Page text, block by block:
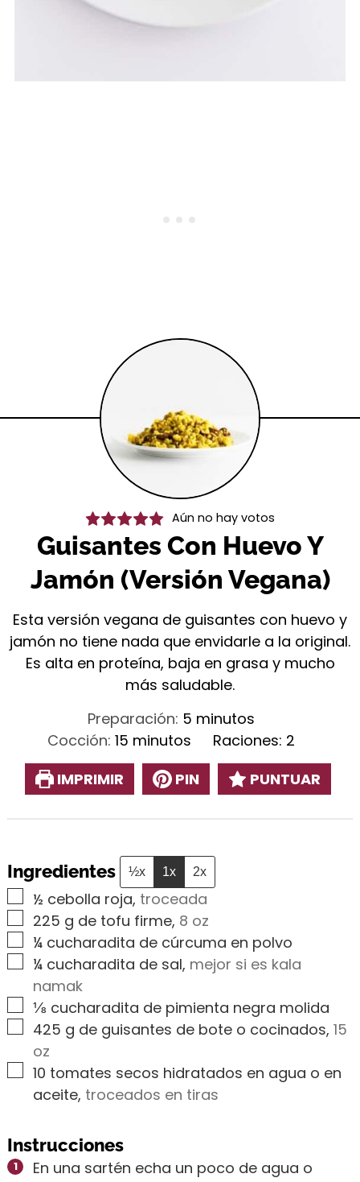
Aún no hay votos
Guisantes Con Huevo Y
Jamón (Versión Vegana)
Esta versión vegana de guisantes con huevo y
jamón no tiene nada que envidarle a la original.
Es alta en proteína, baja en grasa y mucho
más saludable.
Preparación: 5 minutos
minutos
Cocción:15 minutos
minutos Raciones: 2
IMPRIMIR
PIN PUNTUAR
Ingredientes ½x 1x 2x
▢
½ cebolla roja, troceada
▢
225 g de tofu firme, 8 oz
▢
¼ cucharadita de cúrcuma en polvo
▢
¼ cucharadita de sal, mejor si es kala
namak
▢
⅛ cucharadita de pimienta negra molida
▢
425 g de guisantes de bote o cocinados,15
oz
▢
10 tomates secos hidratados en agua o en
aceite, troceados en tiras
Instrucciones
En una sartén echa un poco de agua o